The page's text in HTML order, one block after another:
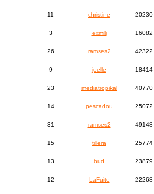
11 christine 20230
3 exmili 16082
26 ramses2 42322
9 joelle 18414
23 mediatropikal 40770
14 pescadou 25072
31 ramses2 49148
15 tillera 25774
13 bud 23879
12 LaFuite 22268